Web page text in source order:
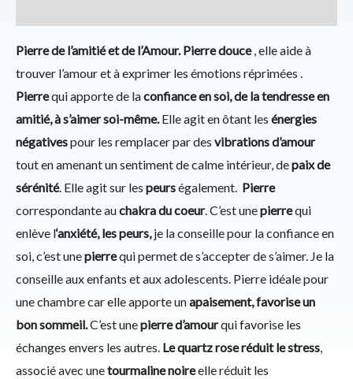
Pierre de l’amitié et de l’Amour. Pierre douce, elle aide à
trouver l’amour et à exprimer les émotions réprimées .
Pierrequi apporte de laconfiance en soi, de la tendresse en
amitié, à s’aimer soi-même.Elle agit en ôtant les énergies
négativespour les remplacer par des vibrations d’amour
tout en amenant un sentiment de calme intérieur, depaix de
sérénité. Elle agit sur les peurségalement. Pierre
correspondante auchakra du coeur. C’est unepierrequi
enlève l‘anxiété, les peurs,je la conseille pour la confiance en
soi, c’est unepierrequi permet de s’accepter de s’aimer. Je la
conseille aux enfants et aux adolescents. Pierre idéale pour
une chambre car elle apporte unapaisement, favorise un
bon sommeil.C’est unepierre d’amourqui favorise les
échanges envers les autres. Le quartz rose réduit le stress,
associé avec unetourmaline noireelle réduit les